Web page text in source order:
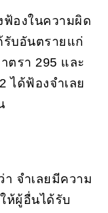
ฟ้องในความผิด
รับอันตรายแก่
ตรา 295 และ
ได้ฟ้องจำเลย
จำเลยมีความ
ห้ผู้อื่นได้รับ